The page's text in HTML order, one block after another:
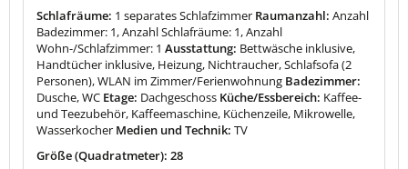
Schlafräume: 1 separates Schlafzimmer Raumanzahl: Anzahl
Badezimmer: 1, Anzahl Schlafräume: 1, Anzahl
Wohn-/Schlafzimmer: 1 Ausstattung: Bettwäsche inklusive,
Handtücher inklusive, Heizung, Nichtraucher, Schlafsofa (2
Personen), WLAN im Zimmer/Ferienwohnung Badezimmer:
Dusche, WC Etage: Dachgeschoss Küche/Essbereich: Kaffee-
und Teezubehör, Kaffeemaschine, Küchenzeile, Mikrowelle,
Wasserkocher Medien und Technik: TV
Größe (Quadratmeter): 28